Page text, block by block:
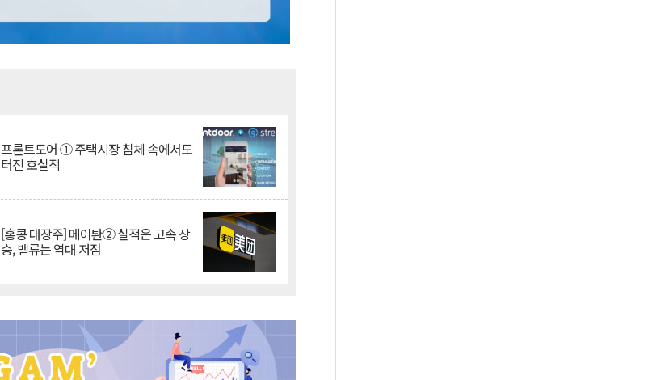
프론트도어 ① 주택시장 침체 속에서도
터진 호실적
[홍콩 대장주] 메이퇀② 실적은 고속 상
승, 밸류는 역대 저점